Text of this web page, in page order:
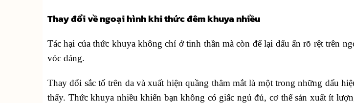
Thay đổi về ngoại hình khi thức đêm khuya nhiều
Tác hại của thức khuya không chỉ ở tinh thần mà còn để lại dấu ấn rõ rệt trên
vóc dáng.
Thay đổi sắc tố trên da và xuất hiện quầng thâm mắt là một trong những dấu
thấy. Thức khuya nhiều khiến bạn không có giấc ngủ đủ, cơ thể sản xuất ít